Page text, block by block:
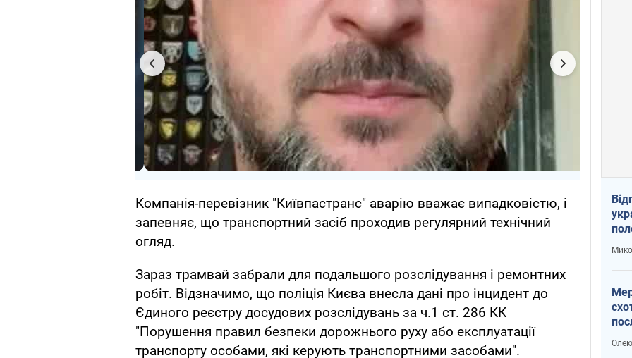
Компанія-перевізник "Київпастранс" аварію вважає випадковістю, і
запевняє, що транспортний засіб проходив регулярний технічний
огляд.
Зараз трамвай забрали для подальшого розслідування і ремонтних
робіт. Відзначимо, що поліція Києва внесла дані про інцидент до
Єдиного реєстру досудових розслідувань за ч.1 ст. 286 КК
"Порушення правил безпеки дорожнього руху або експлуатації
транспорту особами, які керують транспортними засобами".